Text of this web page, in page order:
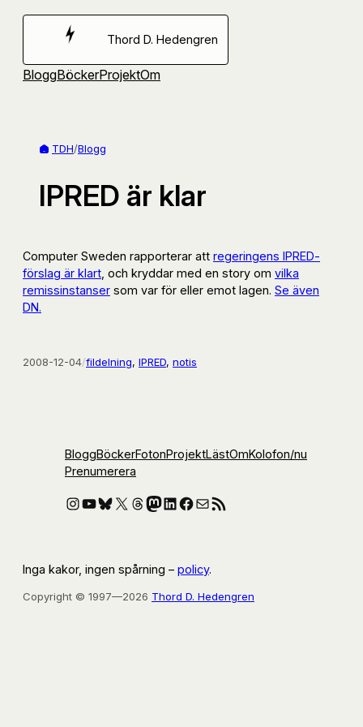
Hoppa
Thord D. Hedengren
BloggBöckerProjektOm
TDH/Blogg
IPRED är klar
Computer Sweden rapporterar att regeringens IPRED-
förslag är klart , och kryddar med en story om vilka
remissinstanser som var för eller emot lagen. Se även
DN.
2008-12-04/fildelning, IPRED, notis
BloggBöckerFotonProjektLästOmKolofon/nu
Prenumerera
Instagram
YouTube
Bluesky
X Threads
Mastodon
LinkedIn
Facebook
E-postRSS-flöde
Inga kakor, ingen spårning – policy.
Copyright © 1997—2026 Thord D. Hedengren